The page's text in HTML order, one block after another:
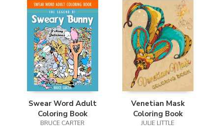
Swear Word Adult
Coloring Book
BRUCE CARTER
Venetian Mask
Coloring Book
JULIE LITTLE